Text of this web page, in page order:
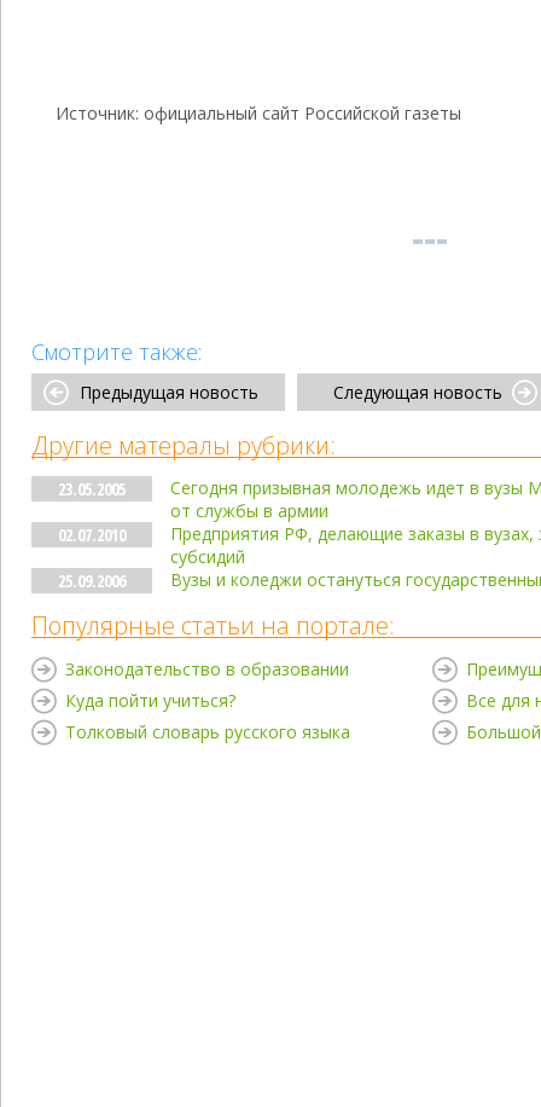
Источник: официальный сайт Российской газеты
Смотрите также:
Предыдущая новость Следующая новость
Другие матералы рубрики:
23.05.2005
Сегодня призывная молодежь идет в вузы
от службы в армии
02.07.2010
Предприятия РФ, делающие заказы в вузах,
субсидий
25.09.2006
Вузы и коледжи остануться
Популярные статьи на портале:
Законодательство в образовании
Куда пойти учиться?
Толковый словарь русского языка
Все для
Большой